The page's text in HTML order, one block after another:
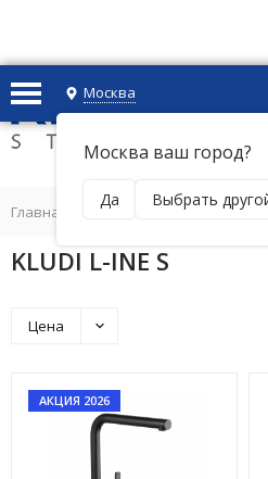
Москва
Москва ваш город?
Да Выбрать
Главная
KLUDI L-INE S
Цена
АКЦИЯ 2026